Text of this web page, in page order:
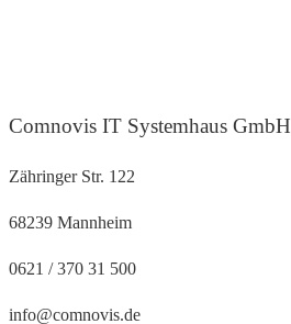
Comnovis IT Systemhaus GmbH
Zähringer Str. 122
68239 Mannheim
0621 / 370 31 500
info@comnovis.de